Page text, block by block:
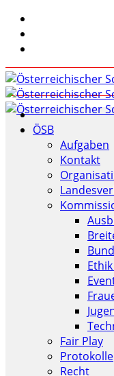
ÖSB
Aufgaben
Kontakt
Fair Play
Protokolle
Recht